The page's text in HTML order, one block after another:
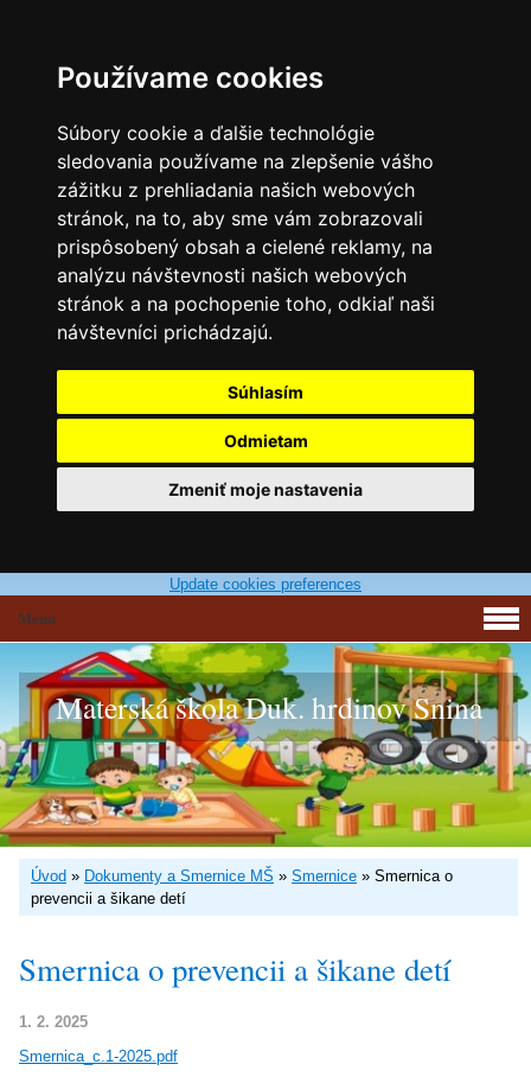
Používame cookies
Súbory cookie a ďalšie technológie
sledovania používame na zlepšenie vášho
zážitku z prehliadania našich webových
stránok, na to, aby sme vám zobrazovali
prispôsobený obsah a cielené reklamy, na
analýzu návštevnosti našich webových
stránok a na pochopenie toho, odkiaľ naši
návštevníci prichádzajú.
Súhlasím
Odmietam
Zmeniť moje nastavenia
Update cookies preferences
Materská škola Duk. hrdinov Snina
Úvod » Dokumenty a Smernice MŠ » Smernice » Smernica o
prevencii a šikane detí
Smernica o prevencii a šikane detí
1. 2. 2025
Smernica_c.1-2025.pdf
Menu